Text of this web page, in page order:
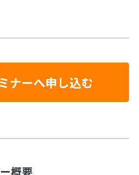
ナーへ申し込む
概要